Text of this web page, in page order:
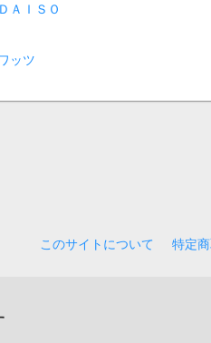
ＡＩＳＯ
ッツ
このサイトについて
特定